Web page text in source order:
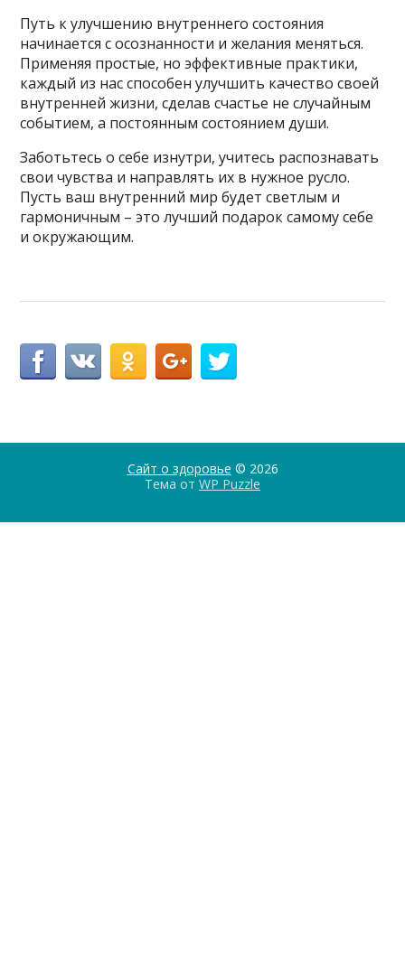
Путь к улучшению внутреннего состояния
начинается с осознанности и желания меняться.
Применяя простые, но эффективные практики,
каждый из нас способен улучшить качество своей
внутренней жизни, сделав счастье не случайным
событием, а постоянным состоянием души.
Заботьтесь о себе изнутри, учитесь распознавать
свои чувства и направлять их в нужное русло.
Пусть ваш внутренний мир будет светлым и
гармоничным – это лучший подарок самому себе
и окружающим.
Сайт о здоровье © 2026
Тема от WP Puzzle